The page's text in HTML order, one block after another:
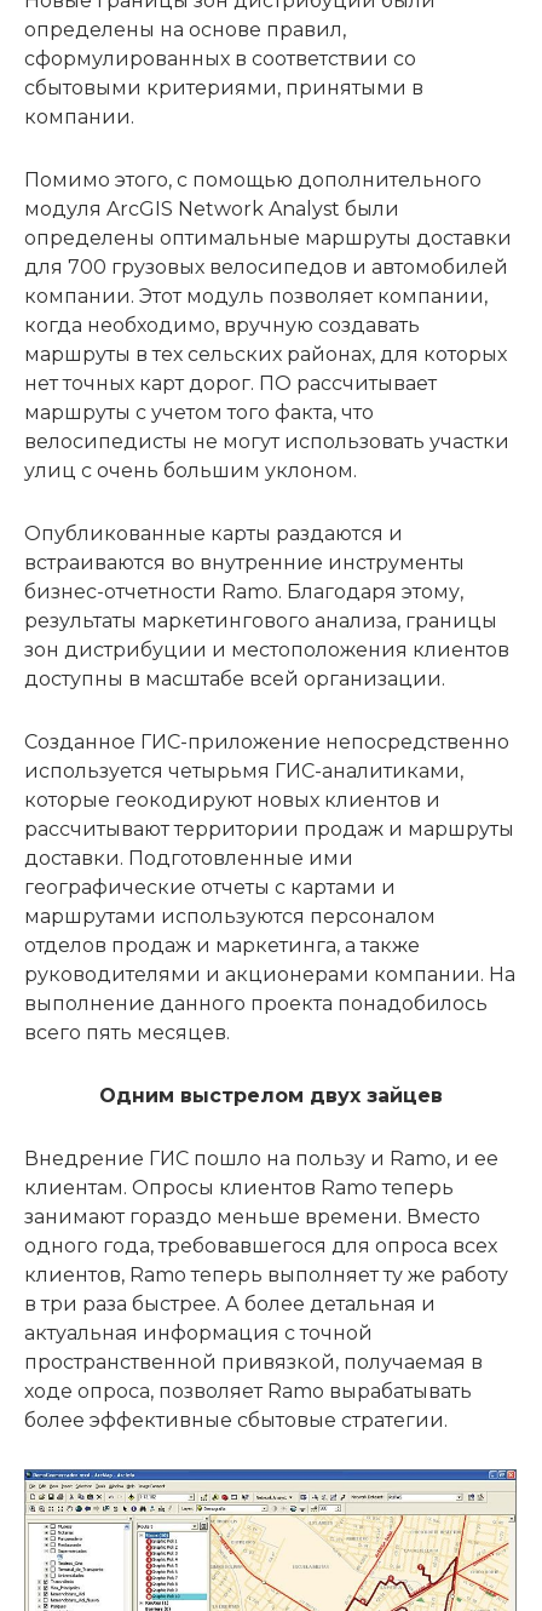
определены на основе правил,
сформулированных в соответствии со
сбытовыми критериями, принятыми в
компании.
Помимо этого, с помощью дополнительного
модуля ArcGIS Network Analyst были
определены оптимальные маршруты доставки
для 700 грузовых велосипедов и автомобилей
компании. Этот модуль позволяет компании,
когда необходимо, вручную создавать
маршруты в тех сельских районах, для которых
нет точных карт дорог. ПО рассчитывает
маршруты с учетом того факта, что
велосипедисты не могут использовать участки
улиц с очень большим уклоном.
Опубликованные карты раздаются и
встраиваются во внутренние инструменты
бизнес-отчетности Ramo. Благодаря этому,
результаты маркетингового анализа, границы
зон дистрибуции и местоположения клиентов
доступны в масштабе всей организации.
Созданное ГИС-приложение непосредственно
используется четырьмя ГИС-аналитиками,
которые геокодируют новых клиентов и
рассчитывают территории продаж и маршруты
доставки. Подготовленные ими
географические отчеты с картами и
маршрутами используются персоналом
отделов продаж и маркетинга, а также
руководителями и акционерами компании. На
выполнение данного проекта понадобилось
всего пять месяцев.
Одним выстрелом двух зайцев
Внедрение ГИС пошло на пользу и Ramo, и ее
клиентам. Опросы клиентов Ramo теперь
занимают гораздо меньше времени. Вместо
одного года, требовавшегося для опроса всех
клиентов, Ramo теперь выполняет ту же работу
в три раза быстрее. А более детальная и
актуальная информация с точной
пространственной привязкой, получаемая в
ходе опроса, позволяет Ramo вырабатывать
более эффективные сбытовые стратегии.